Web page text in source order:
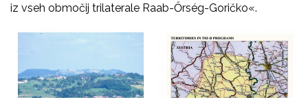
iz vseh območij trilaterale Raab-Őrség-Goričko«.